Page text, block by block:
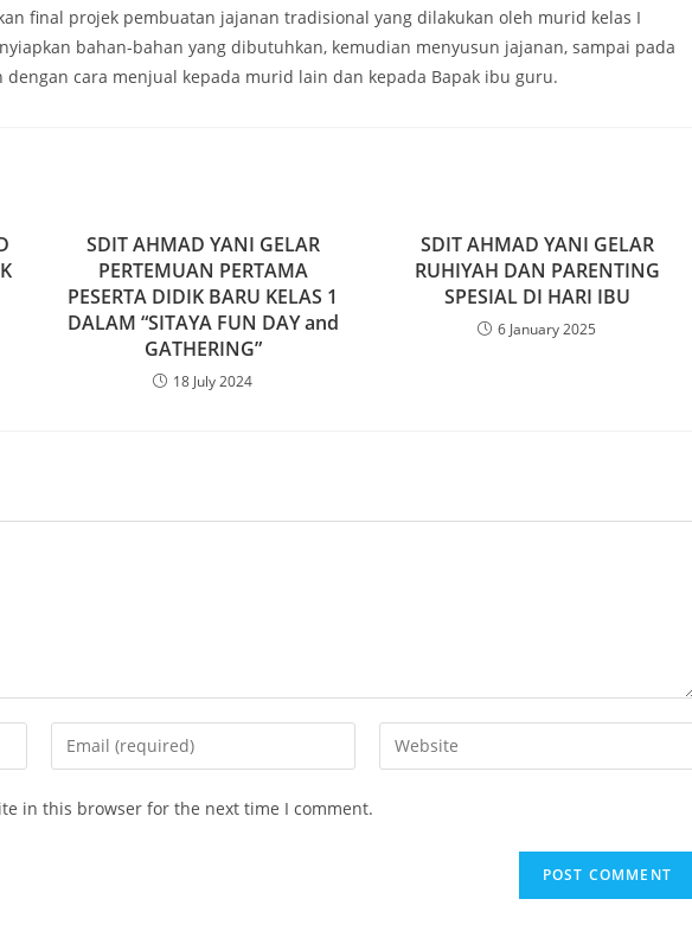
final projek pembuatan jajanan tradisional yang dilakukan oleh murid kelas I
bahan-bahan yang dibutuhkan, kemudian menyusun jajanan, sampai pada
cara menjual kepada murid lain dan kepada Bapak ibu guru.
SDIT AHMAD YANI GELAR
PERTEMUAN PERTAMA
PESERTA DIDIK BARU KELAS 1
DALAM “SITAYA FUN DAY and
GATHERING”
18 July 2024
SDIT AHMAD YANI GELAR
RUHIYAH DAN PARENTING
SPESIAL DI HARI IBU
6 January 2025
in this browser for the next time I comment.